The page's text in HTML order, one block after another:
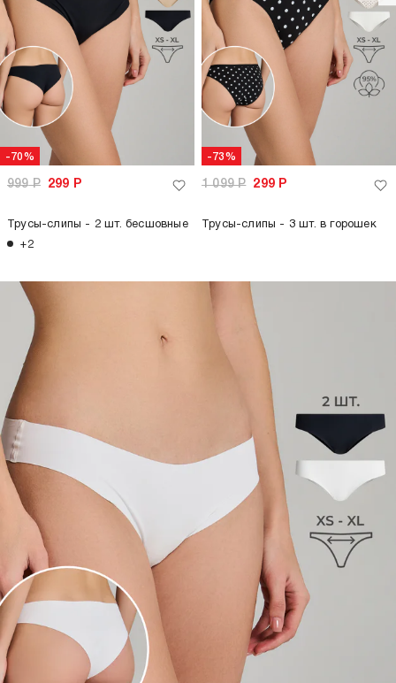
-70%
999Р 299 Р
Трусы-слипы - 2 шт. бесшовные
+2
-73%
1 099Р 299 Р
Трусы-слипы - 3 шт. в горошек